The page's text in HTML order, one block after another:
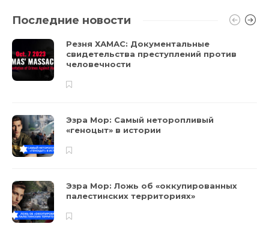
Последние новости
Резня ХАМАС: Документальные
свидетельства преступлений против
человечности
Эзра Мор: Самый неторопливый
«геноцыт» в истории
Эзра Мор: Ложь об «оккупированных
палестинских территориях»